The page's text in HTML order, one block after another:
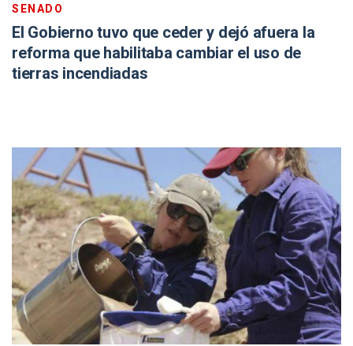
SENADO
El Gobierno tuvo que ceder y dejó afuera la
reforma que habilitaba cambiar el uso de
tierras incendiadas